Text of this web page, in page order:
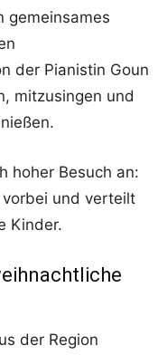
gemeinsames
der Pianistin Goun
mitzusingen und
hoher Besuch an:
und verteilt
Kinder.
der Region